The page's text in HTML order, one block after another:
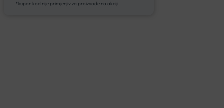
*kupon kod nije primjenjiv za proizvode na akciji